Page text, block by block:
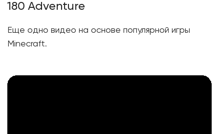
180 Adventure
Еще одно видео на основе популярной игры
Minecraft.